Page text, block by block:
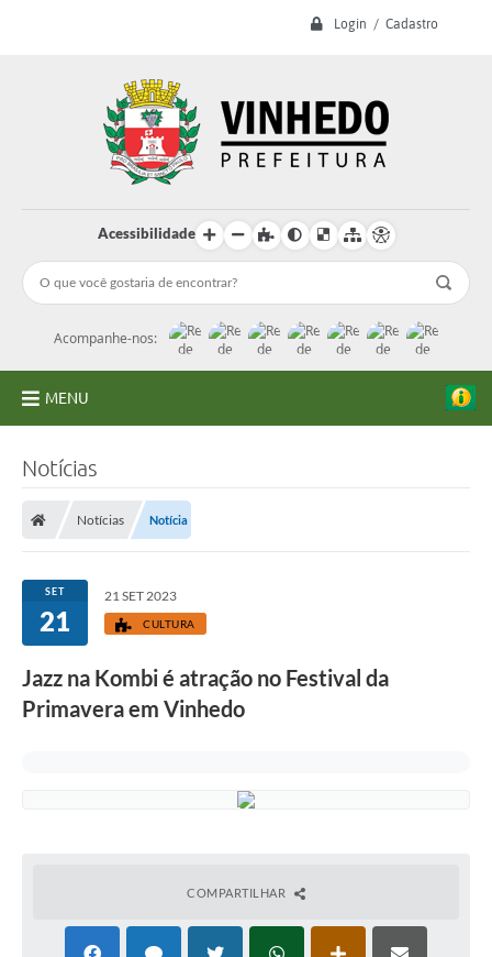
Login / Cadastro
Acessibilidade
Acompanhe-nos:
MENU
Licitações
Transparência
Concursos e Processos Seletivos
Normas e Legislação
Notícias
Notícias Notícia
SET
21
21 SET 2023
CULTURA
Jazz na Kombi é atração no Festival da
Primavera em Vinhedo
COMPARTILHAR